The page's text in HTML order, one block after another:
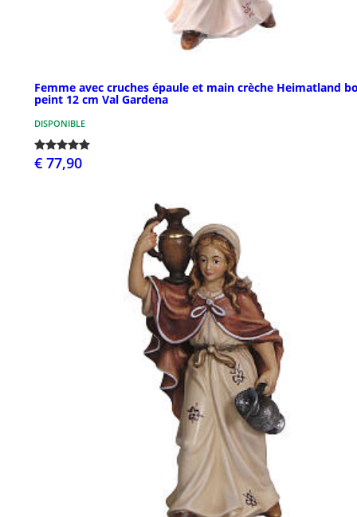
Femme avec cruches épaule et main crèche Heimatland
peint 12 cm Val Gardena
DISPONIBLE
€ 77,90